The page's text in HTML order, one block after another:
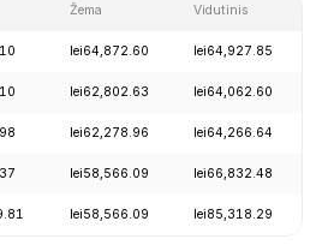
Žema Vidutinis
lei64,872.60 lei64,927.85
lei62,802.63 lei64,062.60
lei62,278.96 lei64,266.64
lei58,566.09 lei66,832.48
lei58,566.09 lei85,318.29